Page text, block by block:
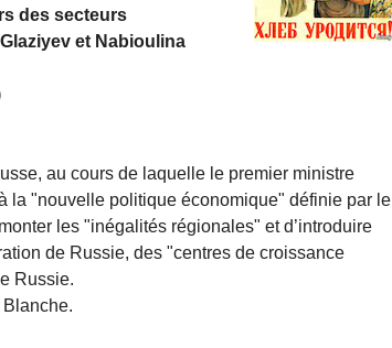
des secteurs
et Nabioulina
au cours de laquelle le premier ministre
la "nouvelle politique économique" définie par le
les "inégalités régionales" et d’introduire
de Russie, des "centres de croissance
Russie.